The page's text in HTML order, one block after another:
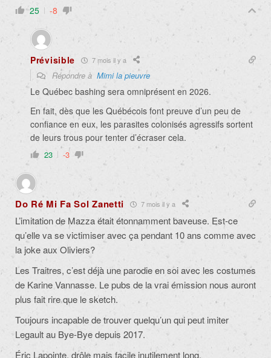
25 -8
Prévisible 7 mois il y a
Répondre à Mimi la pieuvre
Le Québec bashing sera omniprésent en 2026.
En fait, dès que les Québécois font preuve d’un peu de
confiance en eux, les parasites colonisés agressifs sortent
de leurs trous pour tenter d’écraser cela.
23 -3
Do Ré Mi Fa Sol Zanetti 7 mois il y a
L’imitation de Mazza était étonnamment baveuse. Est-ce
qu’elle va se victimiser avec ça pendant 10 ans comme avec
la joke aux Oliviers?
Les Traitres, c’est déjà une parodie en soi avec les costumes
de Karine Vannasse. Le pubs de la vrai émission nous auront
plus fait rire que le sketch.
Toujours incapable de trouver quelqu’un qui peut imiter
Legault au Bye-Bye depuis 2017.
Éric Lapointe, drôle mais facile inutilement long.